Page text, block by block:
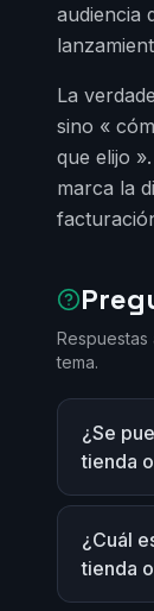
audiencia
La
sino «
que elijo
marca la
tema.
¿Se
tienda
¿Cuál
tienda